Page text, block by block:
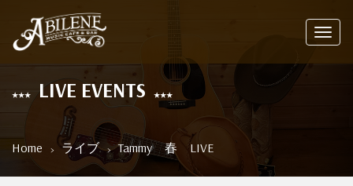
LIVE EVENTS
Home ライブ Tammy 春 LIVE